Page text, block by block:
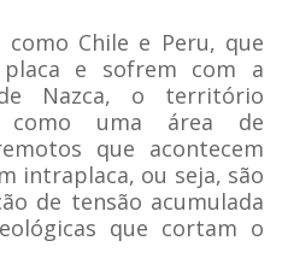
como Chile e Peru, que
e sofrem com a
Nazca, o território
como uma área de
que acontecem
intraplaca, ou seja, são
de tensão acumulada
que cortam o